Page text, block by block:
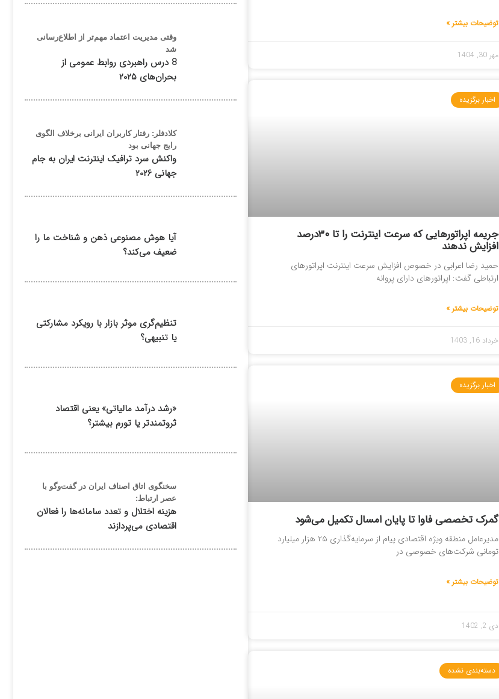
توضیحات بیشتر »
مهر 30, 1404
اخبار برگزیده
جریمه اپراتورهایی که سرعت اینترنت را تا ۳۰درصد
افزایش ندهند
حمید رضا اعرابی در خصوص افزایش سرعت اینترنت اپراتورهای
ارتباطی گفت: اپراتورهای دارای پروانه
توضیحات بیشتر »
خرداد 16, 1403
اخبار برگزیده
گمرک تخصصی فاوا تا پایان امسال تکمیل می‌شود
مدیرعامل منطقه ویژه اقتصادی پیام از سرمایه‌گذاری ۲۵ هزار میلیارد
تومانی شرکت‌های خصوصی در
توضیحات بیشتر »
دی 2, 1402
دسته‌بندی نشده
وقتی مدیریت اعتماد مهم‌تر از اطلاع‌رسانی
شد
8 درس راهبردی روابط عمومی از
بحران‌های ۲۰۲۵
کلادفلر: رفتار کاربران ایرانی برخلاف الگوی
رایج جهانی بود
واکنش سرد ترافیک اینترنت ایران به جام
جهانی ۲۰۲۶
آیا هوش مصنوعی ذهن و شناخت ما را
ضعیف می‌کند؟
تنظیم‌گری موثر بازار با رویکرد مشارکتی
یا تنبیهی؟
«رشد درآمد مالیاتی» یعنی اقتصاد
ثروتمندتر یا تورم بیشتر؟
سخنگوی اتاق اصناف ایران در گفت‌وگو با
عصر ارتباط:
هزینه اختلال و تعدد سامانه‌ها را فعالان
اقتصادی می‌پردازند